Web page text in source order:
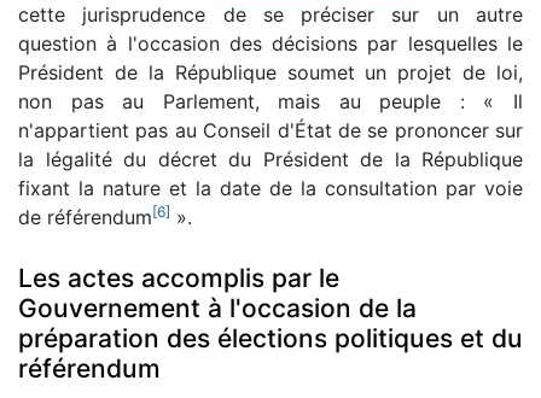
cette jurisprudence de se préciser sur un autre
question à l'occasion des décisions par lesquelles le
Président de la République soumet un projet de loi,
non pas au Parlement, mais au peuple : « Il
n'appartient pas au Conseil d'État de se prononcer sur
la légalité du décret du Président de la République
fixant la nature et la date de la consultation par voie
de référendum[6] ».
Les actes accomplis par le
Gouvernement à l'occasion de la
préparation des élections politiques et du
référendum